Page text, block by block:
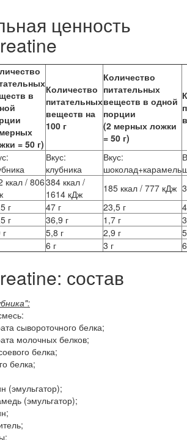
ценность
в
= 50 г)
Количество
питательных
веществ на
100 г
Количество
питательных
веществ в одной
порции
(2 мерных ложки
= 50 г)
Вкус:
клубника
Вкус:
шоколад+карамель
ккал / 806384 ккал /
1614 кДж
185 ккал / 777 кДж
г 47 г 23,5 г
г 36,9 г 1,7 г
5,8 г 2,9 г
6 г 3 г
состав
сывороточного белка;
молочных белков;
белка;
белка;
(эмульгатор);
(эмульгатор);